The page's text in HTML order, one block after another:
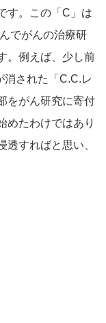
す。この「C」は
でがんの治療研
。例えば、少し前
消された「C.C.レ
をがん研究に寄付
めたわけではあり
透すればと思い、